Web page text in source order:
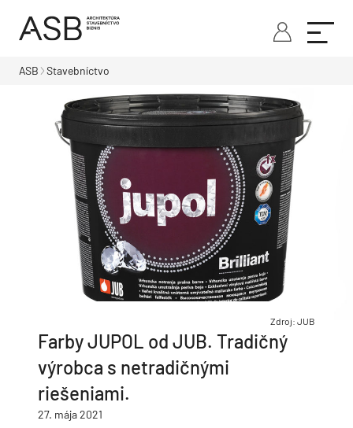
ASB Stavebníctvo
Zdroj: JUB
Farby JUPOL od JUB. Tradičný
výrobca s netradičnými
riešeniami.
27. mája 2021